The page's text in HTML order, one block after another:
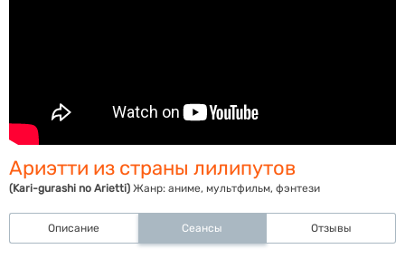
Ариэтти из страны лилипутов
(Kari-gurashi no Arietti) Жанр: аниме, мультфильм, фэнтези
Описание Сеансы Отзывы